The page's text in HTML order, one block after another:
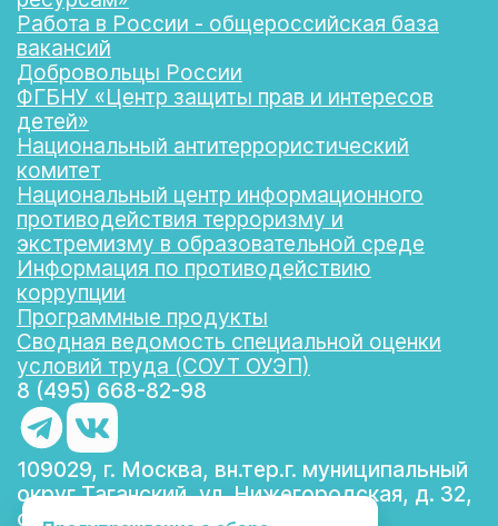
Работа в России - общероссийская база
вакансий
Добровольцы России
ФГБНУ «Центр защиты прав и интересов
детей»
Национальный антитеррористический
комитет
Национальный центр информационного
противодействия терроризму и
экстремизму в образовательной среде
Информация по противодействию
коррупции
Программные продукты
Сводная ведомость специальной оценки
условий труда (СОУТ ОУЭП)
8 (495) 668-82-98
109029, г. Москва, вн.тер.г. муниципальный
округ Таганский, ул. Нижегородская, д. 32,
стр. 4, помещение 1/1